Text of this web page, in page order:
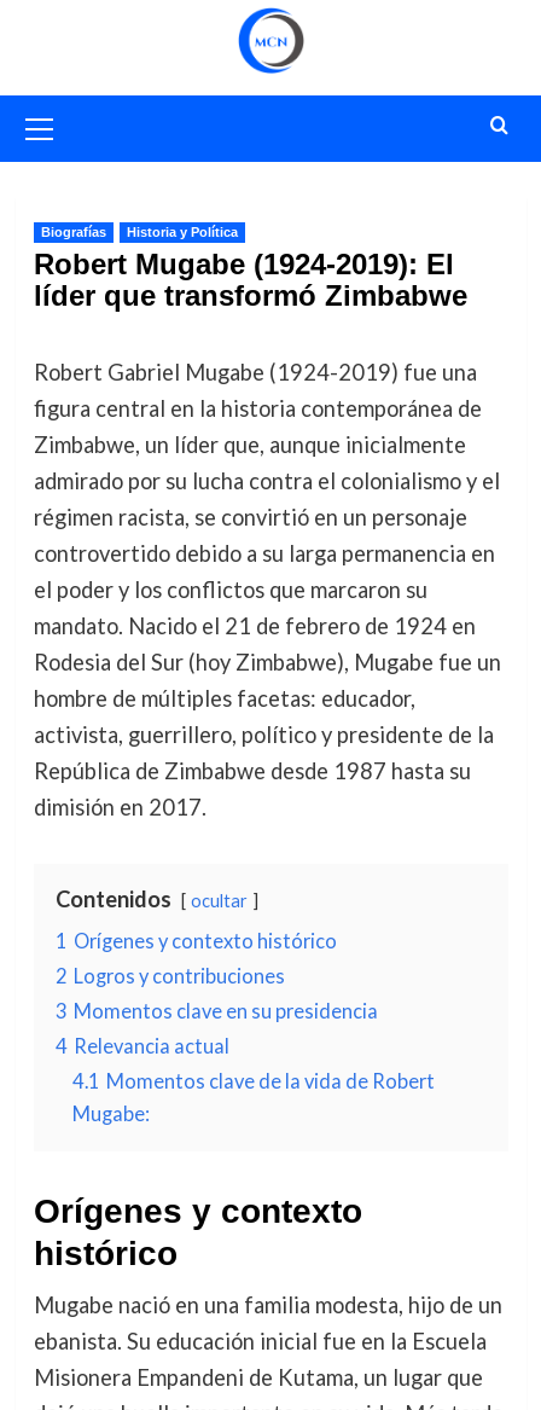
primario
Biografías Historia y Política
Robert Mugabe (1924-2019): El
líder que transformó Zimbabwe
Robert Gabriel Mugabe (1924-2019) fue una
figura central en la historia contemporánea de
Zimbabwe, un líder que, aunque inicialmente
admirado por su lucha contra el colonialismo y el
régimen racista, se convirtió en un personaje
controvertido debido a su larga permanencia en
el poder y los conflictos que marcaron su
mandato. Nacido el 21 de febrero de 1924 en
Rodesia del Sur (hoy Zimbabwe), Mugabe fue un
hombre de múltiples facetas: educador,
activista, guerrillero, político y presidente de la
República de Zimbabwe desde 1987 hasta su
dimisión en 2017.
Contenidos ocultar
1 Orígenes y contexto histórico
2 Logros y contribuciones
3 Momentos clave en su presidencia
4 Relevancia actual
4.1 Momentos clave de la vida de Robert
Mugabe:
Orígenes y contexto
histórico
Mugabe nació en una familia modesta, hijo de un
ebanista. Su educación inicial fue en la Escuela
Misionera Empandeni de Kutama, un lugar que